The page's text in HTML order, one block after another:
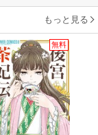
もっと見る
無料